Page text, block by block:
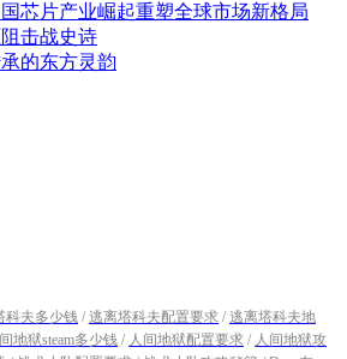
芯片产业崛起重塑全球市场新格局
击战史诗
的东方灵韵
科夫多少钱 / 逃离塔科夫配置要求 / 逃离塔科夫地
地狱steam多少钱 / 人间地狱配置要求 / 人间地狱攻